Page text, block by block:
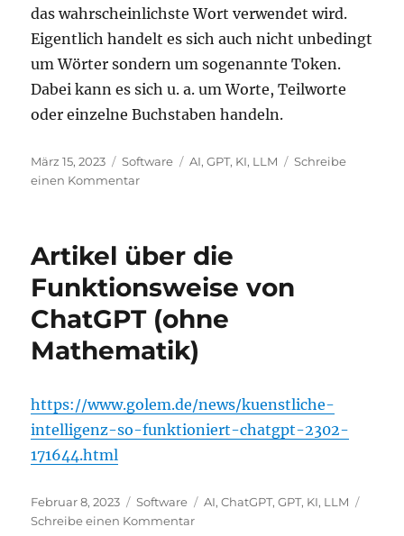
das wahrscheinlichste Wort verwendet wird.
Eigentlich handelt es sich auch nicht unbedingt
um Wörter sondern um sogenannte Token.
Dabei kann es sich u. a. um Worte, Teilworte
oder einzelne Buchstaben handeln.
Veröffentlicht
am
März 15, 2023 Kategorien
Software Schlagwörter
AI,GPT, KI, LLM
Schreibe
einen Kommentarzu
models,
GPT-
4
base
model
to
predict
the
in
a
Artikel über die
Funktionsweise von
ChatGPT (ohne
Mathematik)
https://www.golem.de/news/kuenstliche-
intelligenz-so-funktioniert-chatgpt-2302-
171644.html
Veröffentlicht
am
Februar 8, 2023 Kategorien
Software Schlagwörter
AI,ChatGPT,GPT, KI, LLM
Schreibe einen Kommentarzu